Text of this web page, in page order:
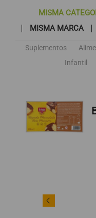
MISMA
MISMA MARCA
Suplementos
Infantil